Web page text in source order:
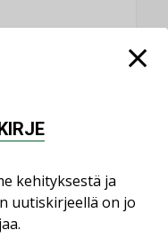
kehityksestä ja
uutiskirjeellä on jo